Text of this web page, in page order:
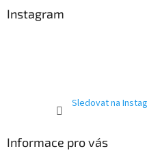
Instagram
Sledovat na
Informace pro vás